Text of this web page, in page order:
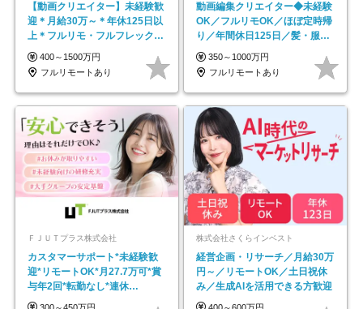
【動画クリエイター】未経験歓
迎＊月給30万～＊年休125日以
上＊フルリモ・フルフレックス
◆10名の採用が決定◆
400～1500万円
フルリモートあり
動画編集クリエイター◆未経験
OK／フルリモOK／ほぼ定時帰
り／年間休日125日／髪・服・
ネイル自由／副業OK
350～1000万円
フルリモートあり
ＦＪＵＴプラス株式会社
カスタマーサポート*未経験歓
迎*リモートOK*月27.7万可*賞
与年2回*転勤なし*連休
OK/ZE010232
株式会社さくらインベスト
経営企画・リサーチ／月給30万
円～／リモートOK／土日祝休
み／生成AIを活用できる方歓迎